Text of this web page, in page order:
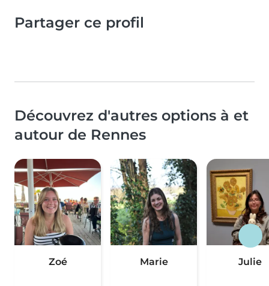
Partager ce profil
Découvrez d'autres options à et
autour de Rennes
Zoé Marie Julie